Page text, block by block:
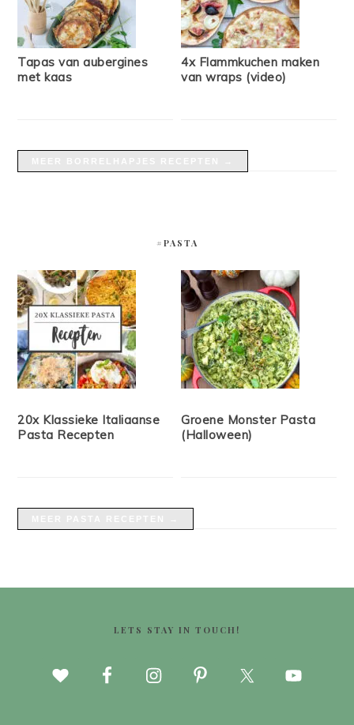
Tapas van aubergines
met kaas
4x Flammkuchen maken
van wraps (video)
#PASTA
20x Klassieke Italiaanse
Pasta Recepten
Groene Monster Pasta
(Halloween)
LETS STAY IN TOUCH!